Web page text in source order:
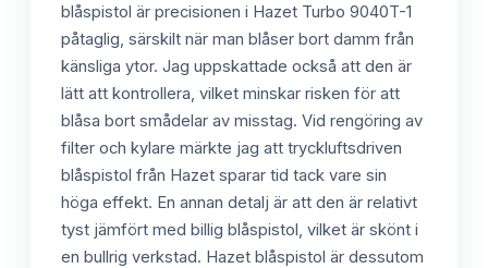
blåspistol är precisionen i Hazet Turbo 9040T-1
påtaglig, särskilt när man blåser bort damm från
känsliga ytor. Jag uppskattade också att den är
lätt att kontrollera, vilket minskar risken för att
blåsa bort smådelar av misstag. Vid rengöring av
filter och kylare märkte jag att tryckluftsdriven
blåspistol från Hazet sparar tid tack vare sin
höga effekt. En annan detalj är att den är relativt
tyst jämfört med billig blåspistol, vilket är skönt i
en bullrig verkstad. Hazet blåspistol är dessutom